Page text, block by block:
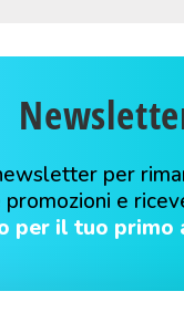
per
e
per il tuo primo